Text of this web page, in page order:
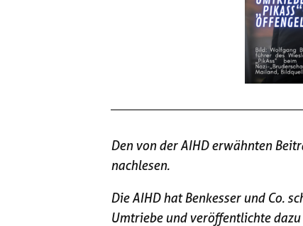
Den von der AIHD erwähnten
nachlesen.
Die AIHD hat Benkesser und Co.
Umtriebe und veröffentlichte